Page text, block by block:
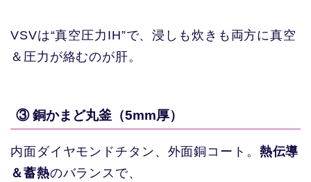
VSVは“真空圧力IH”で、浸しも炊きも両方に真空
＆圧力が絡むのが肝。
③ 銅かまど丸釜（5mm厚）
内面ダイヤモンドチタン、外面銅コート。 熱伝導
＆蓄熱のバランスで、